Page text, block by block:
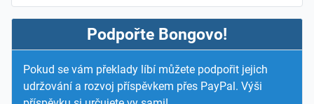
Podpořte Bongovo!
Pokud se vám překlady líbí můžete podpořit jejich
udržování a rozvoj příspěvkem přes PayPal. Výši